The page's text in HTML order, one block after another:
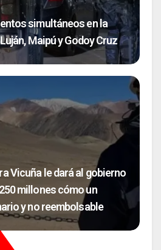
simultáneos en la
Maipú y Godoy Cruz
Vicuña le dará al gobierno
millones cómo un
y no reembolsable